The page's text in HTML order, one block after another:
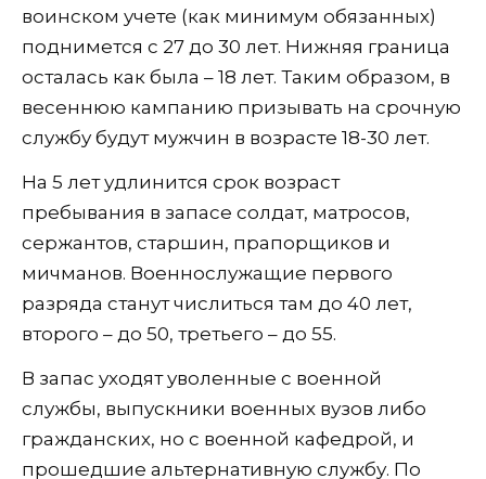
воинском учете (как минимум обязанных)
поднимется с 27 до 30 лет. Нижняя граница
осталась как была – 18 лет. Таким образом, в
весеннюю кампанию призывать на срочную
службу будут мужчин в возрасте 18-30 лет.
На 5 лет удлинится срок возраст
пребывания в запасе солдат, матросов,
сержантов, старшин, прапорщиков и
мичманов. Военнослужащие первого
разряда станут числиться там до 40 лет,
второго – до 50, третьего – до 55.
В запас уходят уволенные с военной
службы, выпускники военных вузов либо
гражданских, но с военной кафедрой, и
прошедшие альтернативную службу. По